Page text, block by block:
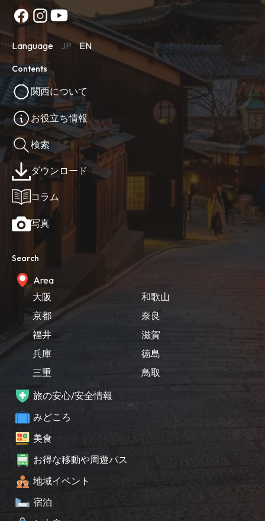
Language JP EN
Contents
関西について
お役立ち情報
検索
ダウンロード
コラム
写真
Search
Area
大阪
京都
福井
兵庫
三重
和歌山
奈良
滋賀
徳島
鳥取
旅の安心/安全情報
みどころ
美食
お得な移動や周遊パス
地域イベント
宿泊